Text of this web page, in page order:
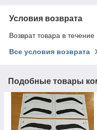
Условия возврата
Возврат товара в
Все условия возврата
Подобные товары